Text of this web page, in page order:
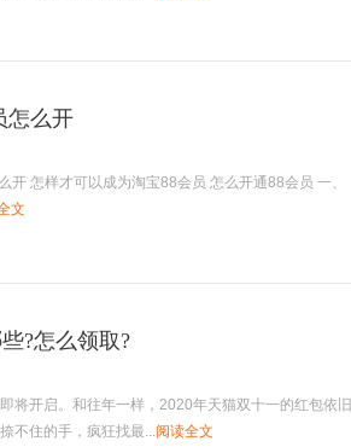
怎么开
怎样才可以成为淘宝88会员 怎么开通88会员 一、
文
?怎么领取?
开启。和往年一样，2020年天猫双十一的红包依旧
不住的手，疯狂找最...阅读全文